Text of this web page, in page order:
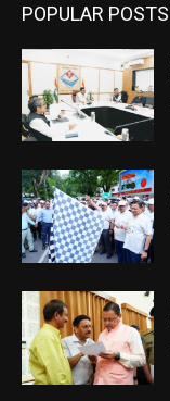
POPULAR POSTS